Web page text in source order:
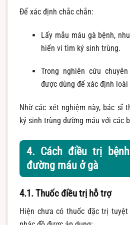
Để xác định chắc chắn:
Lấy mẫu máu gà bệnh,
hiển vi tìm ký sinh trùng.
Trong nghiên cứu
được dùng để xác định loài
Nhờ các xét nghiệm này, bác sĩ
ký sinh trùng đường máu với các
4. Cách điều trị
đường máu ở gà
4.1. Thuốc điều trị hỗ trợ
Hiện chưa có thuốc đặc trị